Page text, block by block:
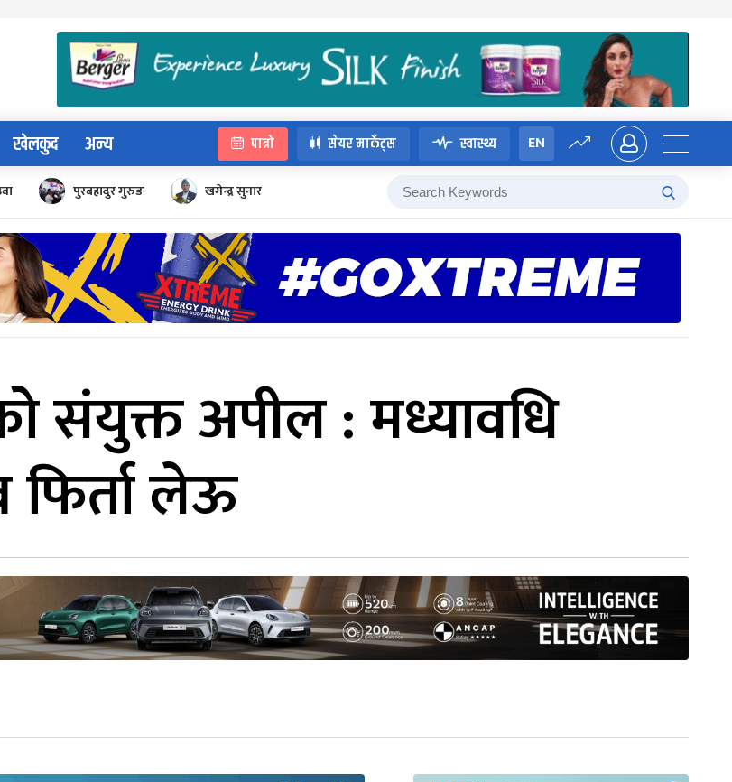
खेलकुद अन्य पात्रो सेयर मार्केट्स स्वास्थ्य EN
पुरबहादुर गुरुङ खगेन्द्र सुनार
संयुक्त अपील : मध्यावधि
फिर्ता लेऊ